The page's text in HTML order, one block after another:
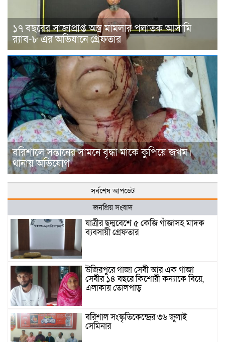
১৭ বছরের সাজাপ্রাপ্ত অস্ত্র মামলার পলাতক আসামি
র‍্যাব-৮ এর অভিযানে গ্রেফতার
বরিশালে সন্তানের সামনে বৃদ্ধা মাকে কুপিয়ে জখম।
থানায় অভিযোগ
সর্বশেষ আপডেট
জনপ্রিয় সংবাদ
যাত্রীর ছদ্মবেশে ৫ কেজি গাঁজাসহ মাদক
ব্যবসায়ী গ্রেফতার
উজিরপুরে গাজা সেবী আর এক গাজা
সেবীর ১৪ বছরে কিশোরী কন্যাকে বিয়ে,
এলাকায় তোলপাড়
বরিশাল সংস্কৃতিকেন্দ্রের ৩৬ জুলাই
সেমিনার